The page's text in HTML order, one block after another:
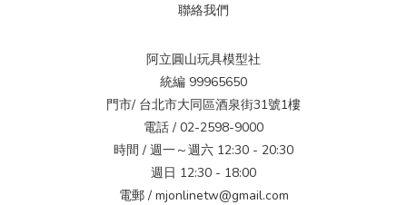
聯絡我們
阿立圓山玩具模型社
統編 99965650
門市/ 台北市大同區酒泉街31號1樓
電話 / 02-2598-9000
時間 / 週一～週六 12:30 - 20:30
週日 12:30 - 18:00
電郵 / mjonlinetw@gmail.com